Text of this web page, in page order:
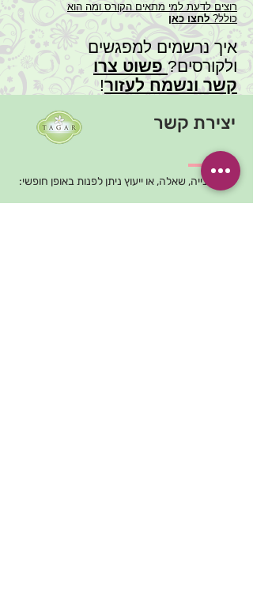
רוצים לדעת למי מתאים הקורס ומה הוא
כולל?לחצו כאן
איך נרשמים למפגשים
ולקורסים? פשוט צרו
קשרונשמח לעזור!
יצירת קשר
בכל פנייה, שאלה, או ייעוץ ניתן לפנות באופן חופשי: